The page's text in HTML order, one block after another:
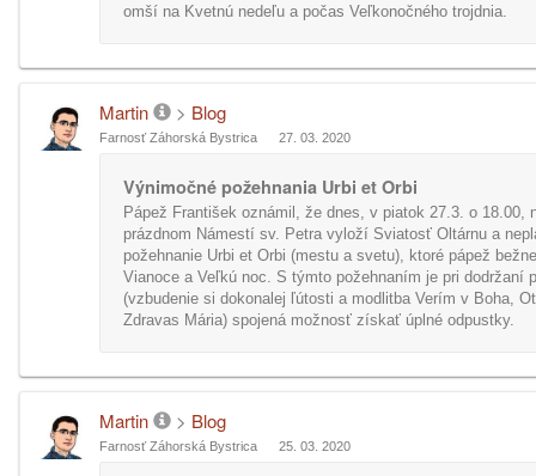
omší na Kvetnú nedeľu a počas Veľkonočného trojdnia.
Martin > Blog
Farnosť Záhorská Bystrica 27. 03. 2020
Výnimočné požehnania Urbi et Orbi
Pápež František oznámil, že dnes, v piatok 27.3. o 18.00,
prázdnom Námestí sv. Petra vyloží Sviatosť Oltárnu a
požehnanie Urbi et Orbi (mestu a svetu), ktoré pápež
Vianoce a Veľkú noc. S týmto požehnaním je pri dodržaní
(vzbudenie si dokonalej ľútosti a modlitba Verím v Boha,
Zdravas Mária) spojená možnosť získať úplné odpustky.
Martin > Blog
Farnosť Záhorská Bystrica 25. 03. 2020